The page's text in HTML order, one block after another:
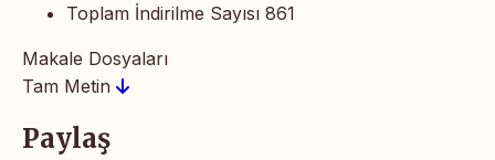
Toplam İndirilme Sayısı 861
Makale Dosyaları
Tam Metin
Paylaş